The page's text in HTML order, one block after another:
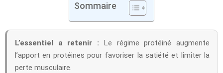
Sommaire
L’essentiel a retenir : Le régime protéiné augmente
l’apport en protéines pour favoriser la satiété et limiter la
perte musculaire.